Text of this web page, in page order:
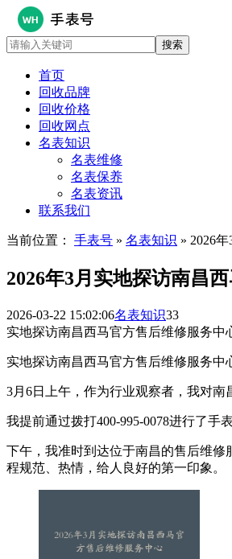
首页
回收品牌
回收价格
回收网点
名表知识
名表维修
名表保养
名表资讯
联系我们
当前位置： 手表号 » 名表知识 » 2026
2026年3月实地探访南昌
2026-03-22 15:02:06名表知识33
实地探访南昌西马官方售后维修服务
实地探访南昌西马官方售后维修服务中
3月6日上午，作为行业观察者，我对南
我提前通过拨打400-995-0078进行了
下午，我准时到达位于南昌的售后维
程规范、热情，给人良好的第一印象。